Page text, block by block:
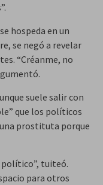
hospeda en un
se negó a revelar
“Créanme, no
suele salir con
que los políticos
prostituta porque
político”, tuiteó.
para otros